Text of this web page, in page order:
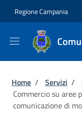
Regione Campania
Briciole di
Home / Servizi /
Commercio su aree
comunicazione di